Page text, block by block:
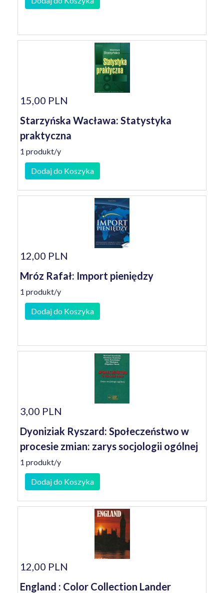
15,00 PLN
Starzyńska Wacława: Statystyka
praktyczna
1 produkt/y
Dodaj do Koszyka
12,00 PLN
Mróz Rafał: Import pieniędzy
1 produkt/y
Dodaj do Koszyka
3,00 PLN
Dyoniziak Ryszard: Społeczeństwo w
procesie zmian: zarys socjologii ogólnej
1 produkt/y
Dodaj do Koszyka
12,00 PLN
England : Color Collection Lander